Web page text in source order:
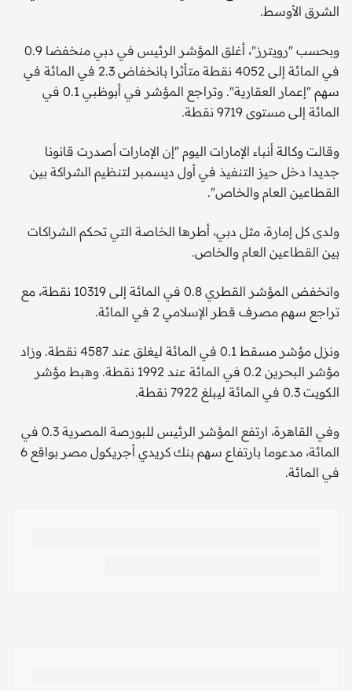
الشرق الأوسط.
وبحسب "رويترز"، أغلق المؤشر الرئيس في دبي منخفضا 0.9
في المائة إلى 4052 نقطة متأثرا بانخفاض 2.3 في المائة في
سهم "إعمار العقارية". وتراجع المؤشر في أبوظبي 0.1 في
المائة إلى مستوى 9719 نقطة.
وقالت وكالة أنباء الإمارات اليوم "إن الإمارات أصدرت قانونا
جديدا دخل حيز التنفيذ في أول ديسمبر لتنظيم الشراكة بين
القطاعين العام والخاص".
ولدى كل إمارة، مثل دبي، أطرها الخاصة التي تحكم الشراكات
بين القطاعين العام والخاص.
وانخفض المؤشر القطري 0.8 في المائة إلى 10319 نقطة، مع
تراجع سهم مصرف قطر الإسلامي 2 في المائة.
ونزل مؤشر مسقط 0.1 في المائة ليغلق عند 4587 نقطة. وزاد
مؤشر البحرين 0.2 في المائة عند 1992 نقطة. وهبط مؤشر
الكويت 0.3 في المائة ليبلغ 7922 نقطة.
وفي القاهرة، ارتفع المؤشر الرئيس للبورصة المصرية 0.3 في
المائة، مدعوما بارتفاع سهم بنك كريدي أجريكول مصر بواقع 6
في المائة.